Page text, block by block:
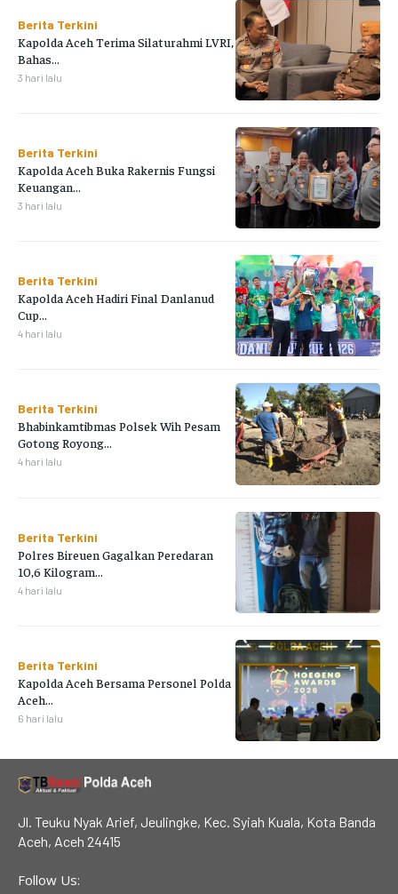
Berita Terkini
Kapolda Aceh Terima Silaturahmi LVRI,
Bahas...
3 hari lalu
Berita Terkini
Kapolda Aceh Buka Rakernis Fungsi
Keuangan...
3 hari lalu
Berita Terkini
Kapolda Aceh Hadiri Final Danlanud
Cup...
4 hari lalu
Berita Terkini
Bhabinkamtibmas Polsek Wih Pesam
Gotong Royong...
4 hari lalu
Berita Terkini
Polres Bireuen Gagalkan Peredaran
10,6 Kilogram...
4 hari lalu
Berita Terkini
Kapolda Aceh Bersama Personel Polda
Aceh...
6 hari lalu
Jl. Teuku Nyak Arief, Jeulingke, Kec. Syiah Kuala, Kota Banda
Aceh, Aceh 24415
Follow Us: